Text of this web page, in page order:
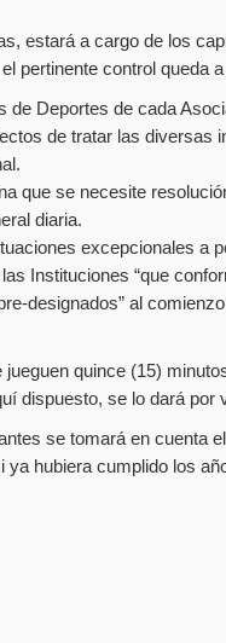
estará a cargo de los
pertinente control queda
de Deportes de cada
de tratar las
que se necesite
diaria.
excepcionales a
Instituciones “que
designados” al
quince (15)
dispuesto, se lo dará por
se tomará en cuenta
hubiera cumplido los